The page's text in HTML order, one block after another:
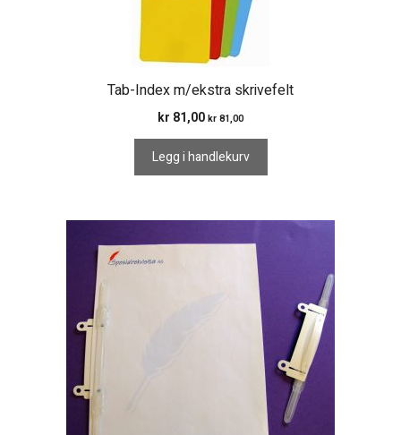
Tab-Index m/ekstra skrivefelt
kr 81,00 kr 81,00
Legg i handlekurv